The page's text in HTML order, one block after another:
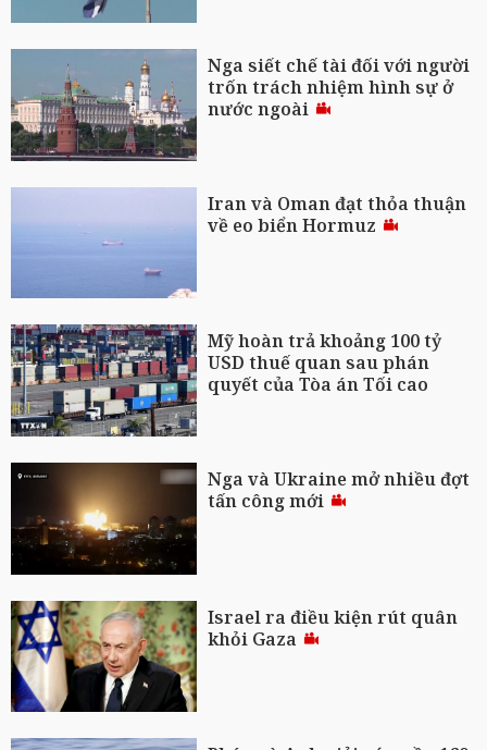
Nga siết chế tài đối với người
trốn trách nhiệm hình sự ở
nước ngoài
Iran và Oman đạt thỏa thuận
về eo biển Hormuz
Mỹ hoàn trả khoảng 100 tỷ
USD thuế quan sau phán
quyết của Tòa án Tối cao
Nga và Ukraine mở nhiều đợt
tấn công mới
Israel ra điều kiện rút quân
khỏi Gaza